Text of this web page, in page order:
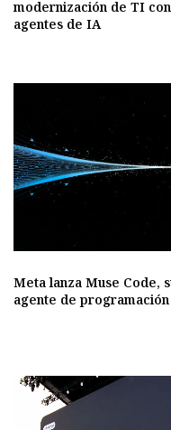
modernización de TI con
agentes de IA
Meta lanza Muse Code,
agente de programación